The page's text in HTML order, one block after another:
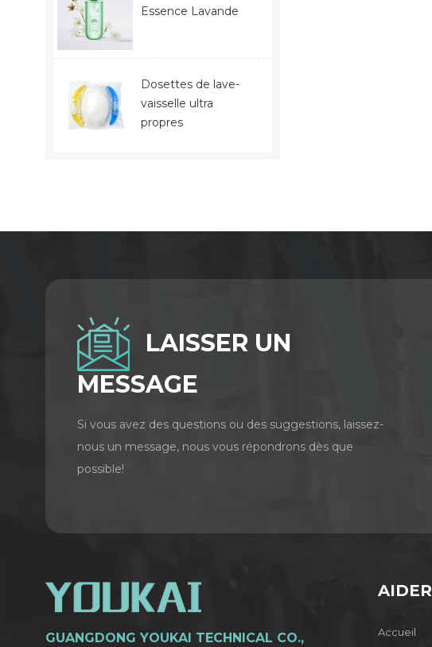
Essence Lavande
Dosettes de lave-
vaisselle ultra
propres
LAISSER UN
MESSAGE
Si vous avez des questions ou des suggestions, laissez-
nous un message, nous vous répondrons dès que
possible!
GUANGDONG YOUKAI TECHNICAL CO.,
AIDER
Accueil